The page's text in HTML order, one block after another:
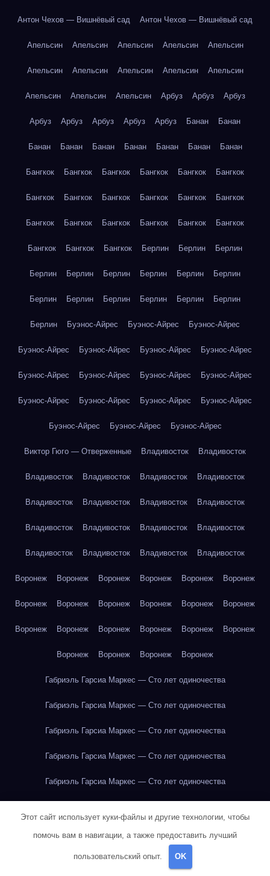
Антон Чехов — Вишнёвый сад Антон Чехов — Вишнёвый сад
Апельсин Апельсин Апельсин Апельсин Апельсин
Апельсин Апельсин Апельсин Апельсин Апельсин
Апельсин Апельсин Апельсин Арбуз Арбуз Арбуз
Арбуз Арбуз Арбуз Арбуз Арбуз Банан Банан
Банан Банан Банан Банан Банан Банан Банан
Бангкок Бангкок Бангкок Бангкок Бангкок Бангкок
Бангкок Бангкок Бангкок Бангкок Бангкок Бангкок
Бангкок Бангкок Бангкок Бангкок Бангкок Бангкок
Бангкок Бангкок Бангкок Берлин Берлин Берлин
Берлин Берлин Берлин Берлин Берлин Берлин
Берлин Берлин Берлин Берлин Берлин Берлин
Берлин Буэнос-Айрес Буэнос-Айрес Буэнос-Айрес
Буэнос-Айрес Буэнос-Айрес Буэнос-Айрес Буэнос-Айрес
Буэнос-Айрес Буэнос-Айрес Буэнос-Айрес Буэнос-Айрес
Буэнос-Айрес Буэнос-Айрес Буэнос-Айрес Буэнос-Айрес
Буэнос-Айрес Буэнос-Айрес Буэнос-Айрес
Виктор Гюго — Отверженные Владивосток Владивосток
Владивосток Владивосток Владивосток Владивосток
Владивосток Владивосток Владивосток Владивосток
Владивосток Владивосток Владивосток Владивосток
Владивосток Владивосток Владивосток Владивосток
Воронеж Воронеж Воронеж Воронеж Воронеж Воронеж
Воронеж Воронеж Воронеж Воронеж Воронеж Воронеж
Воронеж Воронеж Воронеж Воронеж Воронеж Воронеж
Воронеж Воронеж Воронеж Воронеж
Габриэль Гарсиа Маркес — Сто лет одиночества
Габриэль Гарсиа Маркес — Сто лет одиночества
Габриэль Гарсиа Маркес — Сто лет одиночества
Габриэль Гарсиа Маркес — Сто лет одиночества
Габриэль Гарсиа Маркес — Сто лет одиночества
Габриэль Гарсиа Маркес — Сто лет одиночества
Габриэль Гарсиа Маркес — Сто лет одиночества
Этот сайт использует куки-файлы и другие технологии, чтобы
помочь вам в навигации, а также предоставить лучший
пользовательский опыт. OK